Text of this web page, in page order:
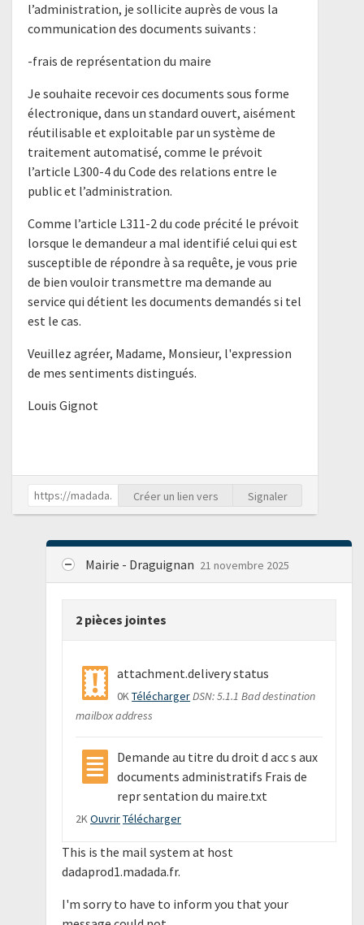
l’administration, je sollicite auprès de vous la
communication des documents suivants :
-frais de représentation du maire
Je souhaite recevoir ces documents sous forme
électronique, dans un standard ouvert, aisément
réutilisable et exploitable par un système de
traitement automatisé, comme le prévoit
l’article L300-4 du Code des relations entre le
public et l’administration.
Comme l’article L311-2 du code précité le prévoit
lorsque le demandeur a mal identifié celui qui est
susceptible de répondre à sa requête, je vous prie
de bien vouloir transmettre ma demande au
service qui détient les documents demandés si tel
est le cas.
Veuillez agréer, Madame, Monsieur, l'expression
de mes sentiments distingués.
Louis Gignot
Créer un lien vers Signaler
Mairie - Draguignan 21 novembre 2025
2 pièces jointes
attachment.delivery status
0KTéléchargerDSN: 5.1.1 Bad destination
mailbox address
Demande au titre du droit d acc s aux
documents administratifs Frais de
repr sentation du maire.txt
2K OuvrirTélécharger
This is the mail system at host
dadaprod1.madada.fr.
I'm sorry to have to inform you that your